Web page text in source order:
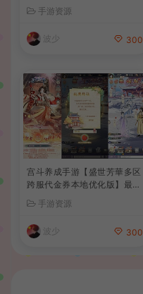
手游资源
波少 300
宫斗养成手游【盛世芳華多区
跨服代金券本地优化版】最新
整理单机一键即玩端+Linux
手工服务端+CDK授权后台
+安卓+详细搭建教程
手游资源
波少 300